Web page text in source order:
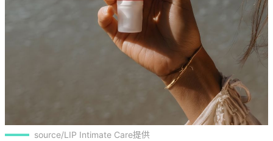
source/LIP Intimate Care提供